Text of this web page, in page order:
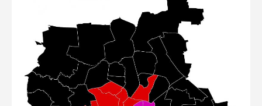
Kalenderblatt
Archive
Über uns
Impressum